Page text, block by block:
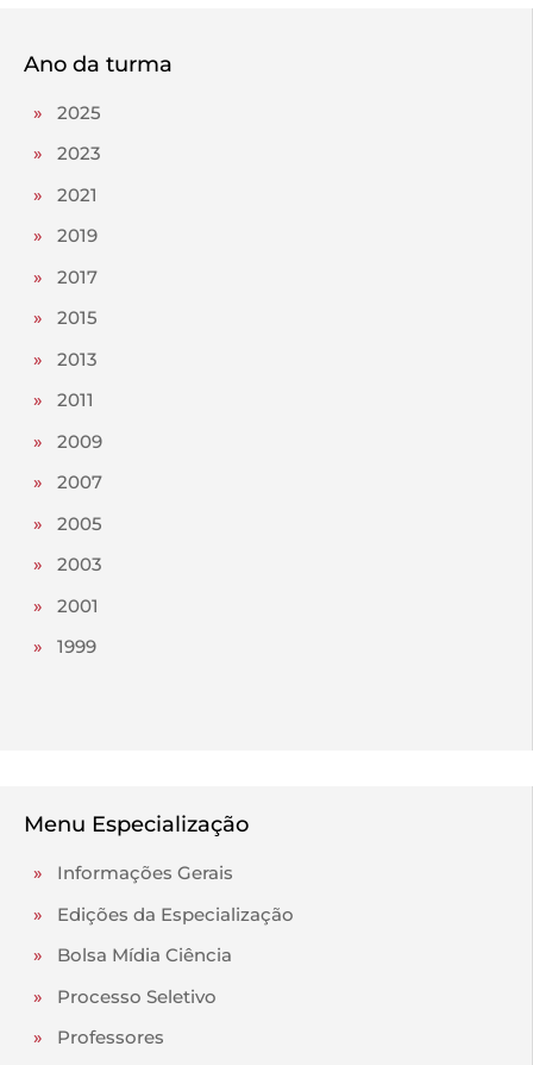
Ano da turma
» 2025
» 2023
» 2021
» 2019
» 2017
» 2015
» 2013
» 2011
» 2009
» 2007
» 2005
» 2003
» 2001
» 1999
Menu Especialização
» Informações Gerais
» Edições da Especialização
» Bolsa Mídia Ciência
» Processo Seletivo
» Professores